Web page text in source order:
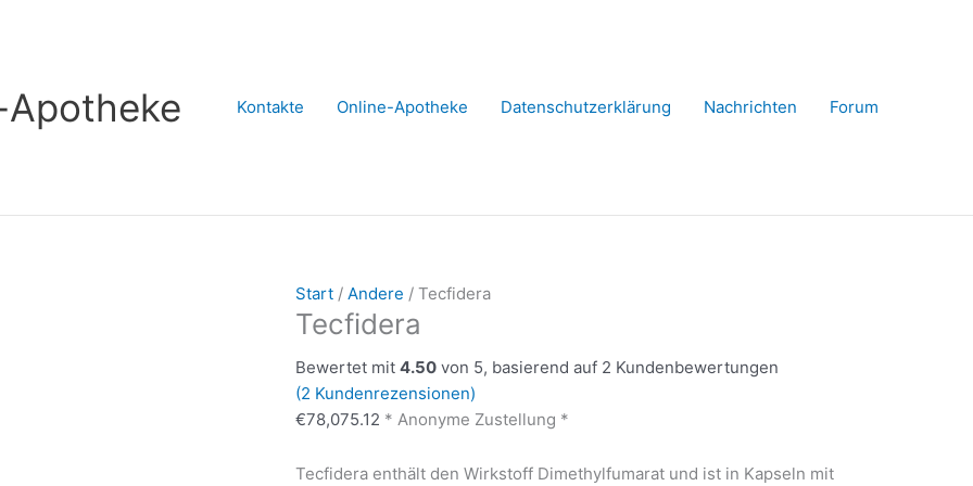
Kontakte Online-Apotheke Datenschutzerklärung Nachrichten Forum
Start / Andere / Tecfidera
Tecfidera
Bewertet mit 4.50 von 5, basierend auf 2 Kundenbewertungen
(2 Kundenrezensionen)
€78,075.12 * Anonyme Zustellung *
Tecfidera enthält den Wirkstoff Dimethylfumarat und ist in Kapseln mit